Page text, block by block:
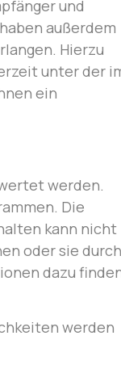
und
außerdem
Hierzu
unter der
ein
werden.
Die
kann nicht
oder sie durch
dazu
werden